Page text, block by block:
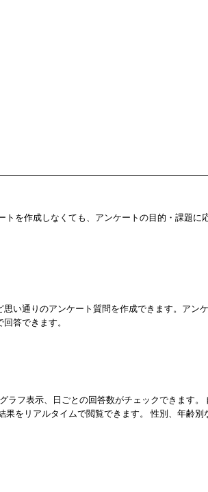
を作成しなくても、アンケートの目的・課題に
い通りのアンケート質問を作成できます。アン
答できます。
ラフ表示、日ごとの回答数がチェックできます。
をリアルタイムで閲覧できます。 性別、年齢別